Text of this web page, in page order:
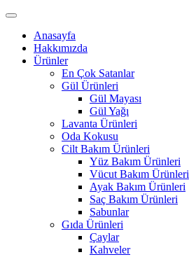
Anasayfa
Hakkımızda
Ürünler
En Çok Satanlar
Gül Ürünleri
Gül Mayası
Gül Yağı
Lavanta Ürünleri
Oda Kokusu
Cilt Bakım Ürünleri
Yüz Bakım Ürünleri
Vücut Bakım Ürünleri
Ayak Bakım Ürünleri
Saç Bakım Ürünleri
Sabunlar
Gıda Ürünleri
Çaylar
Kahveler